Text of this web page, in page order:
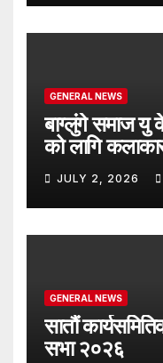
GENERAL NEWS
बाग्लुंगे समाज यु
को लागि
JULY 2, 2026
GENERAL NEWS
सातौं
सभा २०२६